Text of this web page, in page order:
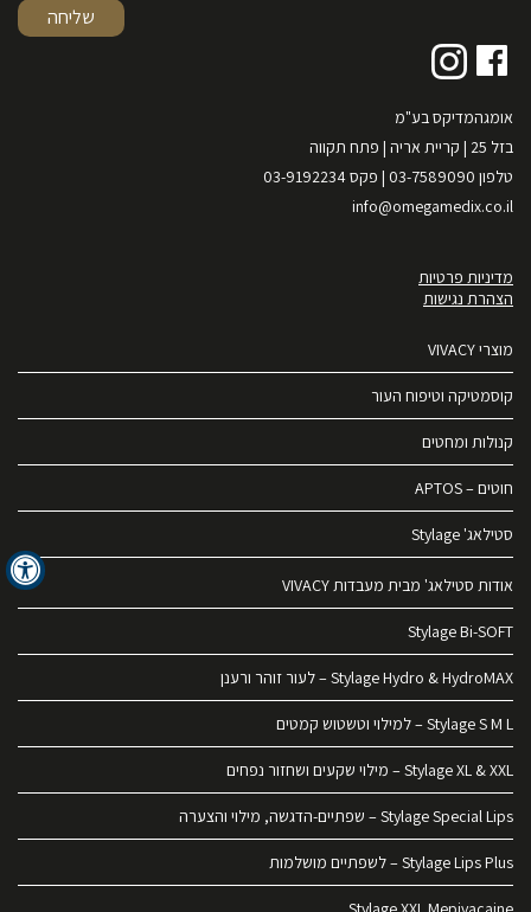
אומגהמדיקס בע"מ
בזל 25 | קריית אריה | פתח תקווה
טלפון 03-7589090 | פקס 03-9192234
info@omegamedix.co.il
מדיניות פרטיות
הצהרת נגישות
מוצרי VIVACY
קוסמטיקה וטיפוח העור
קנולות ומחטים
חוטים – APTOS
סטילאג' Stylage
אודות סטילאג' מבית מעבדות VIVACY
Stylage Bi-SOFT
Stylage Hydro & HydroMAX – לעור זוהר ורענן
Stylage S M L – למילוי וטשטוש קמטים
Stylage XL & XXL – מילוי שקעים ושחזור נפחים
Stylage Special Lips – שפתיים-הדגשה, מילוי והצערה
Stylage Lips Plus – לשפתיים מושלמות